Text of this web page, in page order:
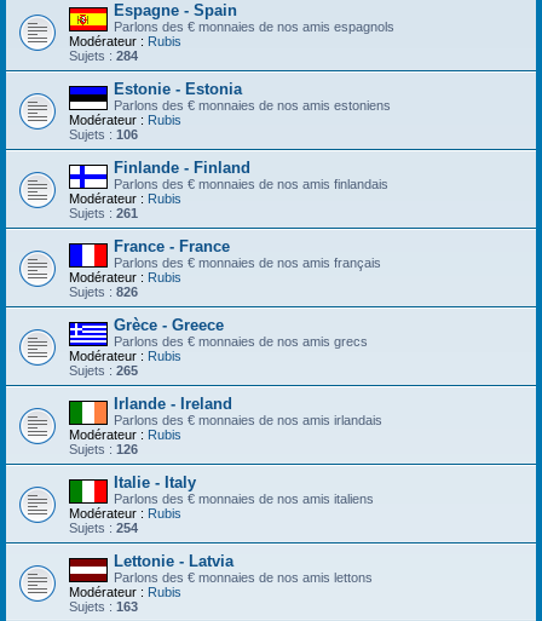
Espagne - Spain
Parlons des € monnaies de nos amis espagnols
Modérateur : Rubis
Sujets : 284
Estonie - Estonia
Parlons des € monnaies de nos amis estoniens
Modérateur : Rubis
Sujets : 106
Finlande - Finland
Parlons des € monnaies de nos amis finlandais
Modérateur : Rubis
Sujets : 261
France - France
Parlons des € monnaies de nos amis français
Modérateur : Rubis
Sujets : 826
Grèce - Greece
Parlons des € monnaies de nos amis grecs
Modérateur : Rubis
Sujets : 265
Irlande - Ireland
Parlons des € monnaies de nos amis irlandais
Modérateur : Rubis
Sujets : 126
Italie - Italy
Parlons des € monnaies de nos amis italiens
Modérateur : Rubis
Sujets : 254
Lettonie - Latvia
Parlons des € monnaies de nos amis lettons
Modérateur : Rubis
Sujets : 163